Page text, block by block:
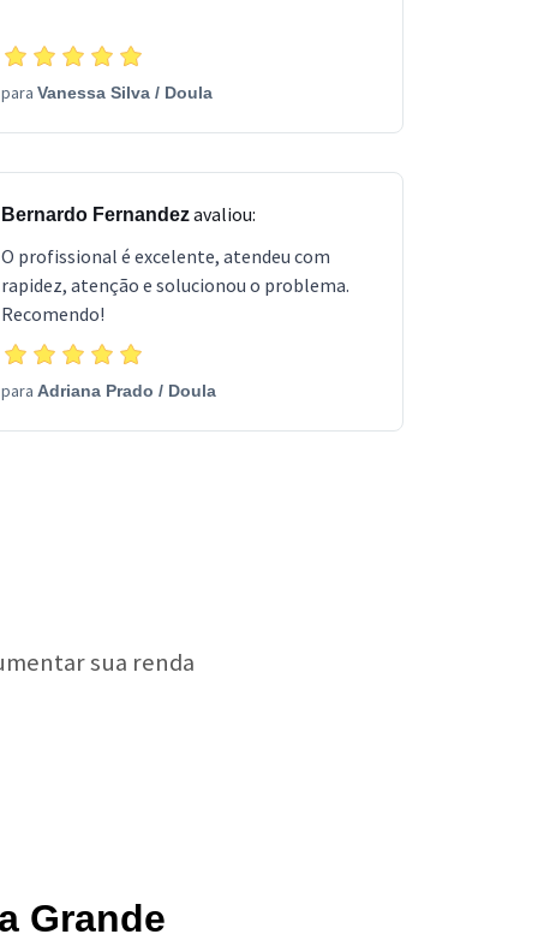
para Vanessa Silva / Doula
Bernardo Fernandezavaliou:
O profissional é excelente, atendeu com
rapidez, atenção e solucionou o problema.
Recomendo!
para Adriana Prado / Doula
sua renda
Grande